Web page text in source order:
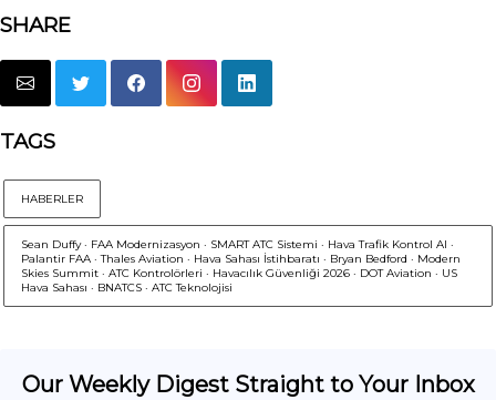
SHARE
TAGS
HABERLER
Sean Duffy · FAA Modernizasyon · SMART ATC Sistemi · Hava Trafik Kontrol AI ·
Palantir FAA · Thales Aviation · Hava Sahası İstihbaratı · Bryan Bedford · Modern
Skies Summit · ATC Kontrolörleri · Havacılık Güvenliği 2026 · DOT Aviation · US
Hava Sahası · BNATCS · ATC Teknolojisi
Our Weekly Digest Straight to Your Inbox